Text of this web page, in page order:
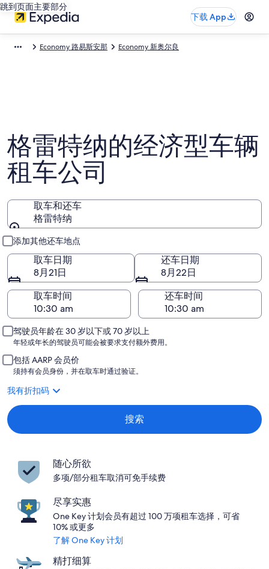
跳到页面主要部分
下载 App
Economy 路易斯安那 Economy 新奥尔良
格雷特纳的经济型车辆
租车公司
取车和还车
格雷特纳
取车和还车
添加其他还车地点
取车日期
8月21日
还车日期
8月22日
取车时间
还车时间
驾驶员年龄在 30 岁以下或 70 岁以上
年轻或年长的驾驶员可能会被要求支付额外费用。
包括 AARP 会员价
须持有会员身份，并在取车时通过验证。
我有折扣码
搜索
随心所欲
多项/部分租车取消可免手续费
尽享实惠
One Key 计划会员有超过 100 万项租车选择，可省
10% 或更多
了解 One Key 计划
精打细算